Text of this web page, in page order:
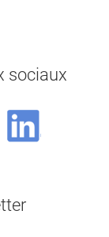
sociaux